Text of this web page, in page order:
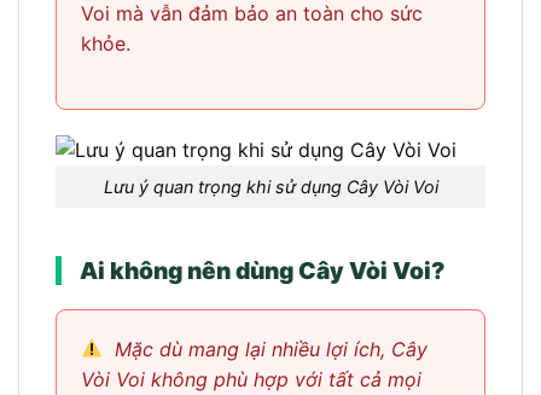
Voi mà vẫn đảm bảo an toàn cho sức
khỏe.
Lưu ý quan trọng khi sử dụng Cây Vòi Voi
Ai không nên dùng Cây Vòi Voi?
Mặc dù mang lại nhiều lợi ích, Cây
Vòi Voi không phù hợp với tất cả mọi